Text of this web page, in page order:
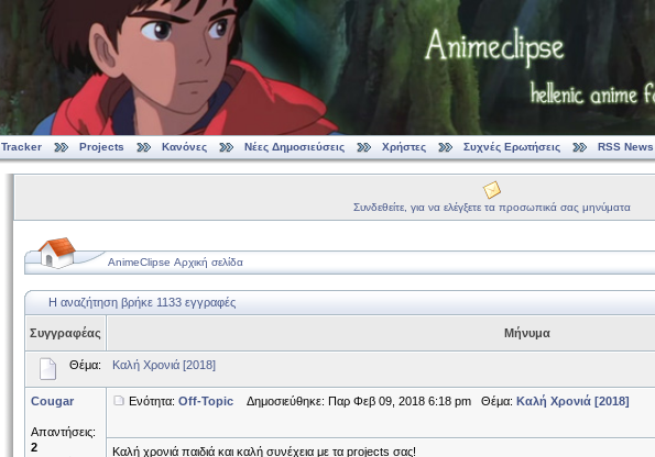
Tracker Projects Κανόνες Νέες Δημοσιεύσεις Χρήστες Συχνές Ερωτήσεις RSS News
Συνδεθείτε, για να ελέγξετε τα προσωπικά σας μηνύματα
AnimeClipse Αρχική σελίδα
Η αναζήτηση βρήκε 1133 εγγραφές
Συγγραφέας Μήνυμα
Θέμα: Καλή Χρονιά [2018]
Cougar
Απαντήσεις:
2
Ενότητα: Off-TopicΔημοσιεύθηκε: Παρ Φεβ 09, 2018 6:18 pm Θέμα: Καλή Χρονιά [2018]
Καλή χρονιά παιδιά και καλή συνέχεια με τα projects σας!